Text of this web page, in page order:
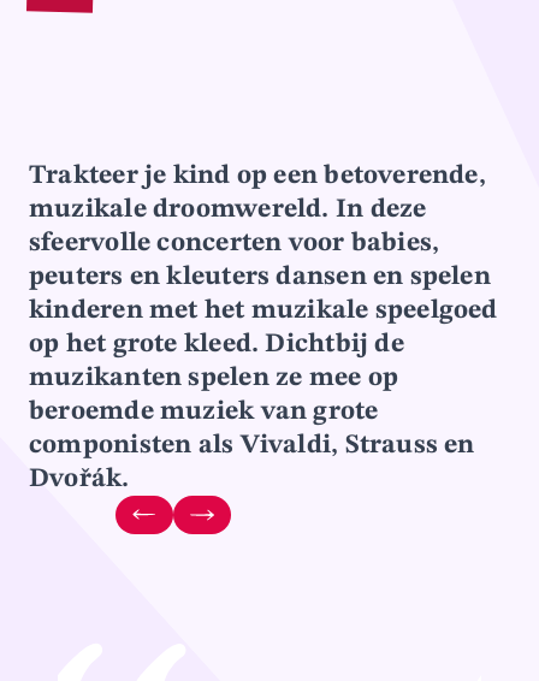
Trakteer je kind op een betoverende,
muzikale droomwereld. In deze
sfeervolle concerten voor babies,
peuters en kleuters dansen en spelen
kinderen met het muzikale speelgoed
op het grote kleed. Dichtbij de
muzikanten spelen ze mee op
beroemde muziek van grote
componisten als Vivaldi, Strauss en
Dvořák.